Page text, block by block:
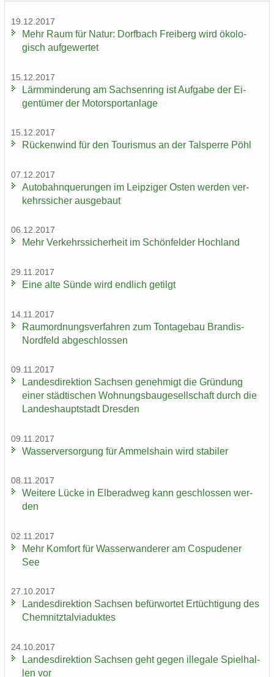
19.12.2017
Mehr Raum für Natur: Dorf­bach Frei­berg wird öko­lo­
gisch auf­ge­wer­tet
15.12.2017
Lärm­min­de­rung am Sach­sen­ring ist Auf­ga­be der Ei­
gen­tü­mer der Mo­tor­sport­an­la­ge
15.12.2017
Rü­cken­wind für den Tou­ris­mus an der Tal­sper­re Pöhl
07.12.2017
Au­to­bahn­que­run­gen im Leip­zi­ger Osten wer­den ver­
kehrs­si­cher aus­ge­baut
06.12.2017
Mehr Ver­kehrs­si­cher­heit im Schön­fel­der Hoch­land
29.11.2017
Eine alte Sünde wird end­lich ge­tilgt
14.11.2017
Raum­ord­nungs­ver­fah­ren zum Ton­ta­ge­bau Brandis-​
Nordfeld ab­ge­schlos­sen
09.11.2017
Lan­des­di­rek­ti­on Sach­sen ge­neh­migt die Grün­dung
einer städ­ti­schen Woh­nungs­bau­ge­sell­schaft durch die
Lan­des­haupt­stadt Dres­den
09.11.2017
Was­ser­ver­sor­gung für Am­mels­hain wird sta­bi­ler
08.11.2017
Wei­te­re Lücke in El­be­rad­weg kann ge­schlos­sen wer­
den
02.11.2017
Mehr Kom­fort für Was­ser­wan­de­rer am Cos­pu­de­ner
See
27.10.2017
Lan­des­di­rek­ti­on Sach­sen be­für­wor­tet Er­tüch­ti­gung des
Chem­nitz­tal­via­duk­tes
24.10.2017
Lan­des­di­rek­ti­on Sach­sen geht gegen il­le­ga­le Spiel­hal­
len vor